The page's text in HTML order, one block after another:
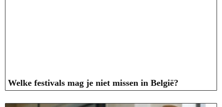
Welke festivals mag je niet missen in België?